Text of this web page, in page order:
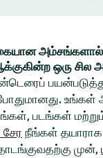
ஒரு
உங்கள்
படங்கள்
நீங்கள்
முன்,